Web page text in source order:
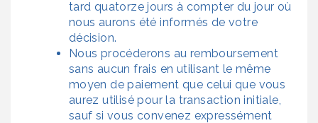
tard quatorze jours à compter du jour où
nous aurons été informés de votre
décision.
Nous procéderons au remboursement
sans aucun frais en utilisant le même
moyen de paiement que celui que vous
aurez utilisé pour la transaction initiale,
sauf si vous convenez expressément